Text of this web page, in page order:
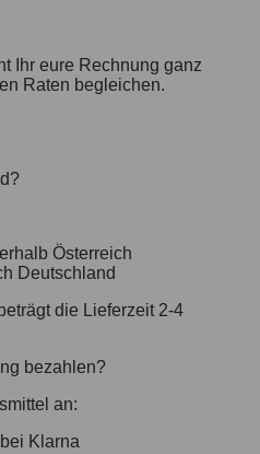
Ihr eure Rechnung ganz
Raten begleichen.
Österreich
Deutschland
die Lieferzeit 2-4
bezahlen?
an:
Klarna